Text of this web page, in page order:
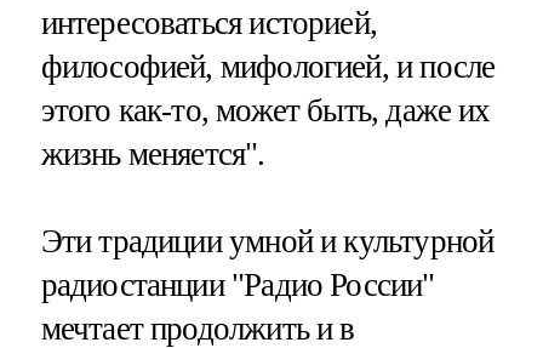
интересоваться историей,
философией, мифологией, и после
этого как-то, может быть, даже их
жизнь меняется".
Эти традиции умной и культурной
радиостанции "Радио России"
мечтает продолжить и в